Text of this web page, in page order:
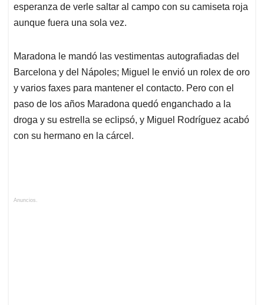
esperanza de verle saltar al campo con su camiseta roja
aunque fuera una sola vez.
Maradona le mandó las vestimentas autografiadas del
Barcelona y del Nápoles; Miguel le envió un rolex de oro
y varios faxes para mantener el contacto. Pero con el
paso de los años Maradona quedó enganchado a la
droga y su estrella se eclipsó, y Miguel Rodríguez acabó
con su hermano en la cárcel.
Anuncios.